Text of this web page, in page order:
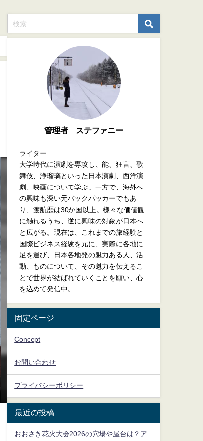
管理者 ステファニー
ライター
大学時代に演劇を専攻し、能、狂言、歌
舞伎、浄瑠璃といった日本演劇、西洋演
劇、映画について学ぶ。一方で、海外へ
の興味も深い元バックパッカーでもあ
り、渡航歴は30か国以上。様々な価値観
に触れるうち、逆に興味の対象が日本へ
と広がる。現在は、これまでの旅経験と
国際ビジネス経験を元に、実際に各地に
足を運び、日本各地発の魅力ある人、活
動、ものについて、その魅力を伝えるこ
とで世界が結ばれていくことを願い、心
を込めて発信中。
固定ページ
Concept
お問い合わせ
プライバシーポリシー
最近の投稿
おおさき花火大会2026の穴場や屋台は？ア